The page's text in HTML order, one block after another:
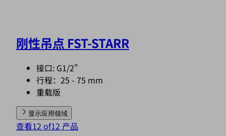
刚性吊点 FST-STARR
接口: G1/2"
行程：25 - 75 mm
重载版
显示应用领域
查看12 of12 产品